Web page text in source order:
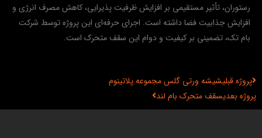
رستوران، تأثیر مستقیمی بر افزایش ظرفیت پذیرایی، کاهش مصرف انرژی و
افزایش جذابیت فضا داشته است. اجرای حرفه‌ای این پروژه توسط شرکت
بام تک، تضمینی بر کیفیت و دوام این سقف متحرک است.
قبلي
پروژه قبلیشیشه ورتی گلس مجموعه پلاتینوم
پروژه بعدیسقف متحرک بام لند